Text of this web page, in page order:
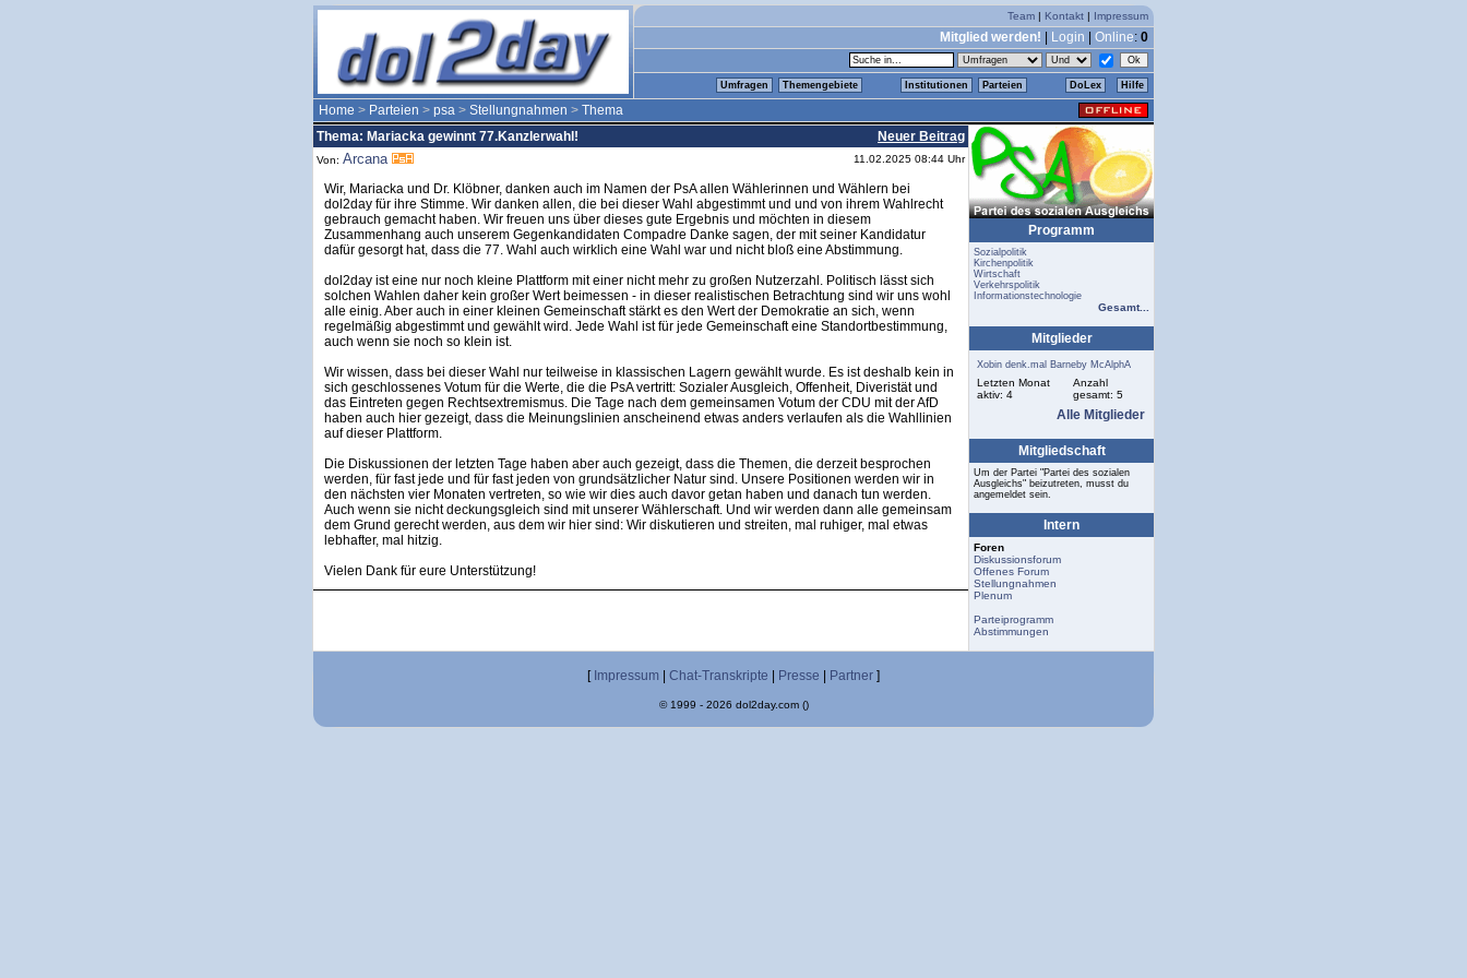
Team | Kontakt | Impressum
Mitglied werden! Login Online: 0
Umfragen Themengebiete Institutionen Parteien DoLex Hilfe
Home > Parteien > psa > Stellungnahmen > Thema
Thema: Mariacka gewinnt 77.Kanzlerwahl!
Neuer Beitrag
Von: Arcana 11.02.2025 08:44 Uhr
Wir, Mariacka und Dr. Klöbner, danken auch im Namen der PsA allen Wählerinnen und Wählern bei
dol2day für ihre Stimme. Wir danken allen, die bei dieser Wahl abgestimmt und und von ihrem Wahlrecht
gebrauch gemacht haben. Wir freuen uns über dieses gute Ergebnis und möchten in diesem
Zusammenhang auch unserem Gegenkandidaten Compadre Danke sagen, der mit seiner Kandidatur
dafür gesorgt hat, dass die 77. Wahl auch wirklich eine Wahl war und nicht bloß eine Abstimmung.
dol2day ist eine nur noch kleine Plattform mit einer nicht mehr zu großen Nutzerzahl. Politisch lässt sich
solchen Wahlen daher kein großer Wert beimessen - in dieser realistischen Betrachtung sind wir uns wohl
alle einig. Aber auch in einer kleinen Gemeinschaft stärkt es den Wert der Demokratie an sich, wenn
regelmäßig abgestimmt und gewählt wird. Jede Wahl ist für jede Gemeinschaft eine Standortbestimmung,
auch wenn sie noch so klein ist.
Wir wissen, dass bei dieser Wahl nur teilweise in klassischen Lagern gewählt wurde. Es ist deshalb kein in
sich geschlossenes Votum für die Werte, die die PsA vertritt: Sozialer Ausgleich, Offenheit, Diveristät und
das Eintreten gegen Rechtsextremismus. Die Tage nach dem gemeinsamen Votum der CDU mit der AfD
haben auch hier gezeigt, dass die Meinungslinien anscheinend etwas anders verlaufen als die Wahllinien
auf dieser Plattform.
Die Diskussionen der letzten Tage haben aber auch gezeigt, dass die Themen, die derzeit besprochen
werden, für fast jede und für fast jeden von grundsätzlicher Natur sind. Unsere Positionen werden wir in
den nächsten vier Monaten vertreten, so wie wir dies auch davor getan haben und danach tun werden.
Auch wenn sie nicht deckungsgleich sind mit unserer Wählerschaft. Und wir werden dann alle gemeinsam
dem Grund gerecht werden, aus dem wir hier sind: Wir diskutieren und streiten, mal ruhiger, mal etwas
lebhafter, mal hitzig.
Vielen Dank für eure Unterstützung!
Programm
Sozialpolitik
Kirchenpolitik
Wirtschaft
Verkehrspolitik
Informationstechnologie
Gesamt...
Mitglieder
Xobin denk.mal Barneby McAlphA
Letzten Monat
aktiv: 4
Anzahl
gesamt: 5
Alle Mitglieder
Mitgliedschaft
Um der Partei "Partei des sozialen
Ausgleichs" beizutreten, musst du
angemeldet sein.
Intern
Foren
Diskussionsforum
Offenes Forum
Stellungnahmen
Plenum
Parteiprogramm
Abstimmungen
[ Impressum Chat-Transkripte Presse Partner ]
© 1999 - 2026 dol2day.com ()